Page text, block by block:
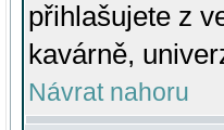
přihlašujete z
kavárně,
Návrat nahoru